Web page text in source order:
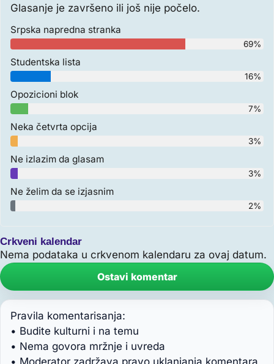
Glasanje je završeno ili još nije počelo.
Srpska napredna stranka
69%
Studentska lista
16%
Opozicioni blok
7%
Neka četvrta opcija
3%
Ne izlazim da glasam
3%
Ne želim da se izjasnim
2%
Crkveni kalendar
Nema podataka u crkvenom kalendaru za ovaj datum.
Ostavi komentar
Pravila komentarisanja:
• Budite kulturni i na temu
• Nema govora mržnje i uvreda
• Moderator zadržava pravo uklanjanja komentara